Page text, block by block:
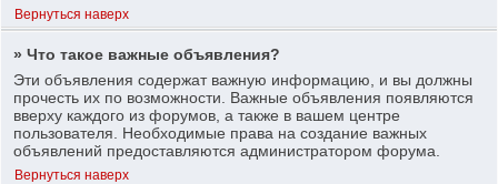
Вернуться наверх
» Что такое важные объявления?
Эти объявления содержат важную информацию, и вы должны
прочесть их по возможности. Важные объявления появляются
вверху каждого из форумов, а также в вашем центре
пользователя. Необходимые права на создание важных
объявлений предоставляются администратором форума.
Вернуться наверх